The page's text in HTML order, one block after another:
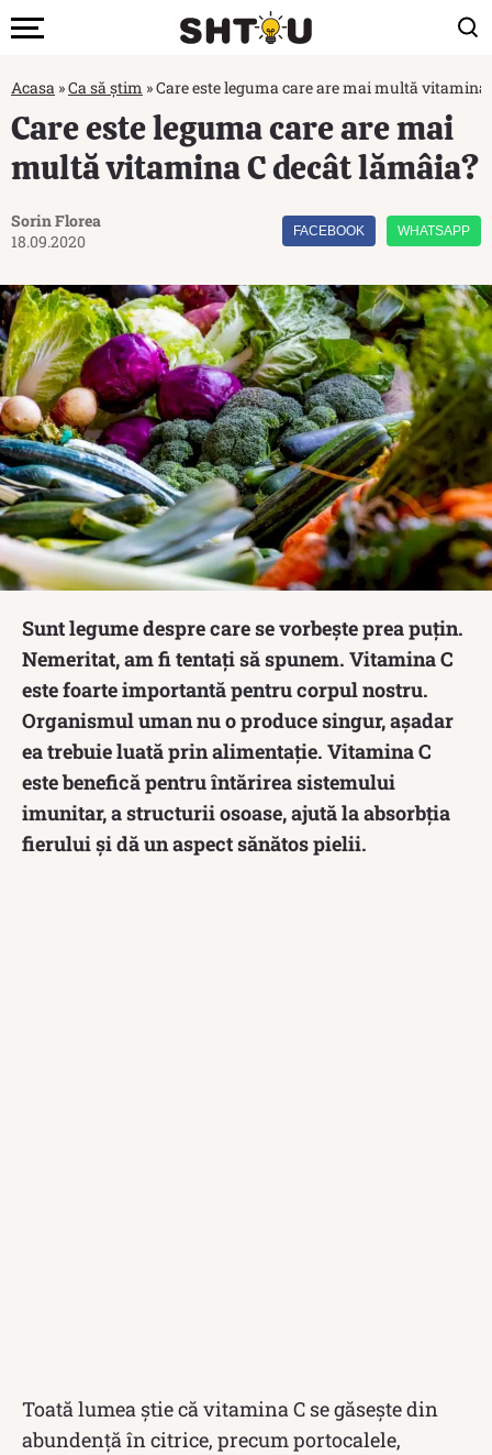
Acasa »Ca să știm »Care este leguma care are mai multă vitamina
Care este leguma care are mai
multă vitamina C decât lămâia?
Sorin Florea
18.09.2020
FACEBOOK WHATSAPP
Sunt legume despre care se vorbește prea puțin.
Nemeritat, am fi tentați să spunem. Vitamina C
este foarte importantă pentru corpul nostru.
Organismul uman nu o produce singur, așadar
ea trebuie luată prin alimentație. Vitamina C
este benefică pentru întărirea sistemului
imunitar, a structurii osoase, ajută la absorbția
fierului și dă un aspect sănătos pielii.
Toată lumea știe că vitamina C se găsește din
abundență în citrice, precum portocalele,